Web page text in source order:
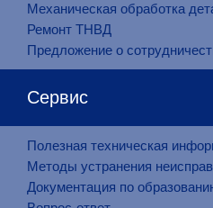
Механическая обработка
Ремонт ТНВД
Предложение о
Сервис
Полезная техническая
Методы устранения
Документация по